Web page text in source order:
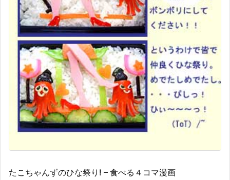
たこちゃんずのひな祭り! – 食べる４コマ漫画